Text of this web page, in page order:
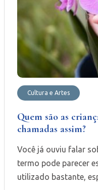
Cultura e Artes
Quem são as
chamadas assim?
Você já ouviu falar
termo pode parecer
utilizado bastante,